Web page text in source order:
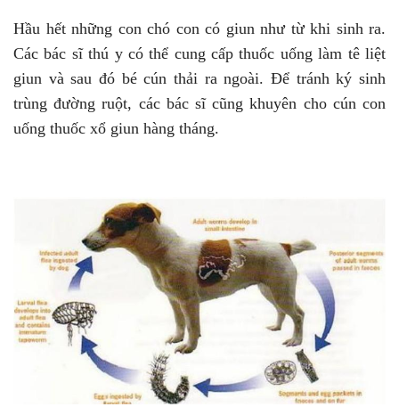
Hầu hết những con chó con có giun như từ khi sinh ra.
Các bác sĩ thú y có thể cung cấp thuốc uống làm tê liệt
giun và sau đó bé cún thải ra ngoài. Để tránh ký sinh
trùng đường ruột, các bác sĩ cũng khuyên cho cún con
uống thuốc xổ giun hàng tháng.